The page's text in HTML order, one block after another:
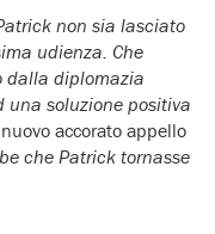
non sia lasciato
udienza. Che
dalla diplomazia
soluzione positiva
accorato appello
che Patrick tornasse